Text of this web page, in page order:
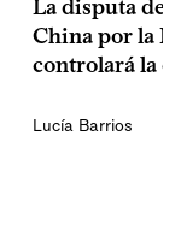
La disputa de
China por la
controlará la
Lucía Barrios